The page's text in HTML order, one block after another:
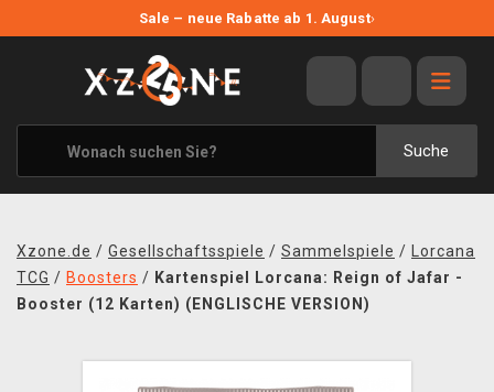
Sale – neue Rabatte ab 1. August›
Suche
ANGEBOTE
ALLE MARKEN
XZONE ORIGINALS
KLEIDUNG & ACCESSOIRES
BÜCHER & COMICS
Xzone.de / Gesellschaftsspiele / Sammelspiele /
Lorcana
TCG / Boosters / Kartenspiel Lorcana: Reign of Jafar -
Booster (12 Karten) (ENGLISCHE VERSION)